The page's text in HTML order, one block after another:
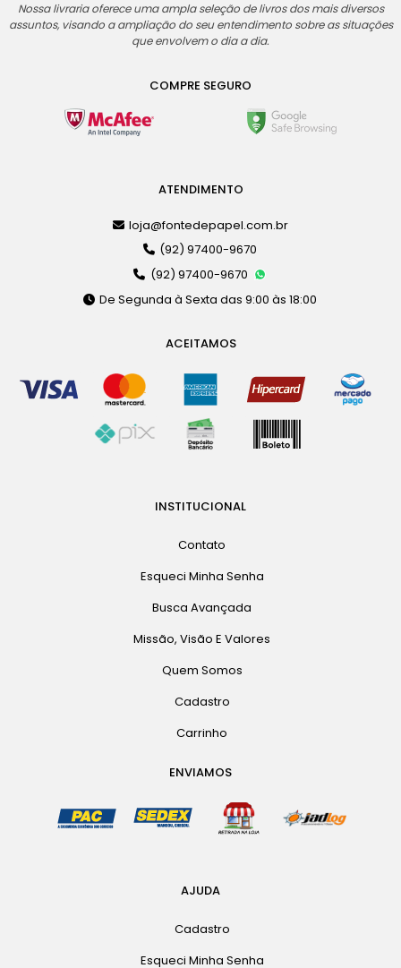
Nossa livraria oferece uma ampla seleção de livros dos mais diversos
assuntos, visando a ampliação do seu entendimento sobre as situações
que envolvem o dia a dia.
COMPRE SEGURO
ATENDIMENTO
loja@fontedepapel.com.br
(92) 97400-9670
(92) 97400-9670
De Segunda à Sexta das 9:00 às 18:00
ACEITAMOS
INSTITUCIONAL
Contato
Esqueci Minha Senha
Busca Avançada
Missão, Visão E Valores
Quem Somos
Cadastro
Carrinho
ENVIAMOS
AJUDA
Cadastro
Esqueci Minha Senha